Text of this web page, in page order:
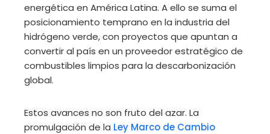
energética en América Latina. A ello se suma el
posicionamiento temprano en la industria del
hidrógeno verde, con proyectos que apuntan a
convertir al país en un proveedor estratégico de
combustibles limpios para la descarbonización
global.
Estos avances no son fruto del azar. La
promulgación de la Ley Marco de Cambio